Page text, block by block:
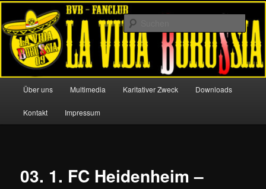
Zum
primären
Inhalt
springenLa Vida Borussia 09
Offizieller Fanclub von Borussia Dortmund
HauptmenüÜber uns Multimedia Karitativer Zweck Downloads
Kontakt Impressum
03. 1. FC Heidenheim –